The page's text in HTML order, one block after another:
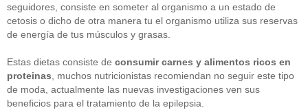
seguidores, consiste en someter al organismo a un estado de
cetosis o dicho de otra manera tu el organismo utiliza sus reservas
de energía de tus músculos y grasas.
Estas dietas consiste de consumir carnes y alimentos ricos en
proteinas, muchos nutricionistas recomiendan no seguir este tipo
de moda, actualmente las nuevas investigaciones ven sus
beneficios para el tratamiento de la epilepsia.